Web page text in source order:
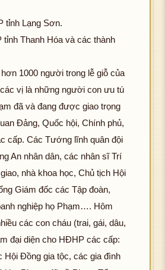
tỉnh Lạng Sơn.
Thanh Hóa và các thành
1000 người trong lễ giỗ của
vị là những người con ưu tú
đã và đang được giao trọng
Đảng, Quốc hội, Chính phủ,
cấp. Các Tướng lĩnh quân đội
An nhân dân, các nhân sĩ Trí
nhà khoa học, Chủ tịch Hội
Giám đốc các Tập đoàn,
nghiệp họ Phạm…. Hôm
các con cháu (trai, gái, dâu,
đại diện cho HĐHP các cấp:
Hội Đồng gia tộc, các gia đình